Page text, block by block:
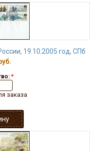
19.10.2005 год, СПб
*
заказа